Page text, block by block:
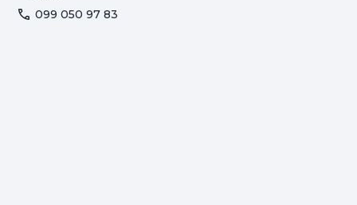
099 050 97 83